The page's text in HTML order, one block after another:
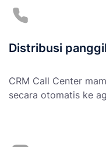
Distribusi
CRM Call Center
secara otomatis ke